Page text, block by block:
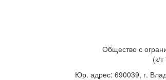
Общество с
(к/
Юр. адрес: 690039, г.